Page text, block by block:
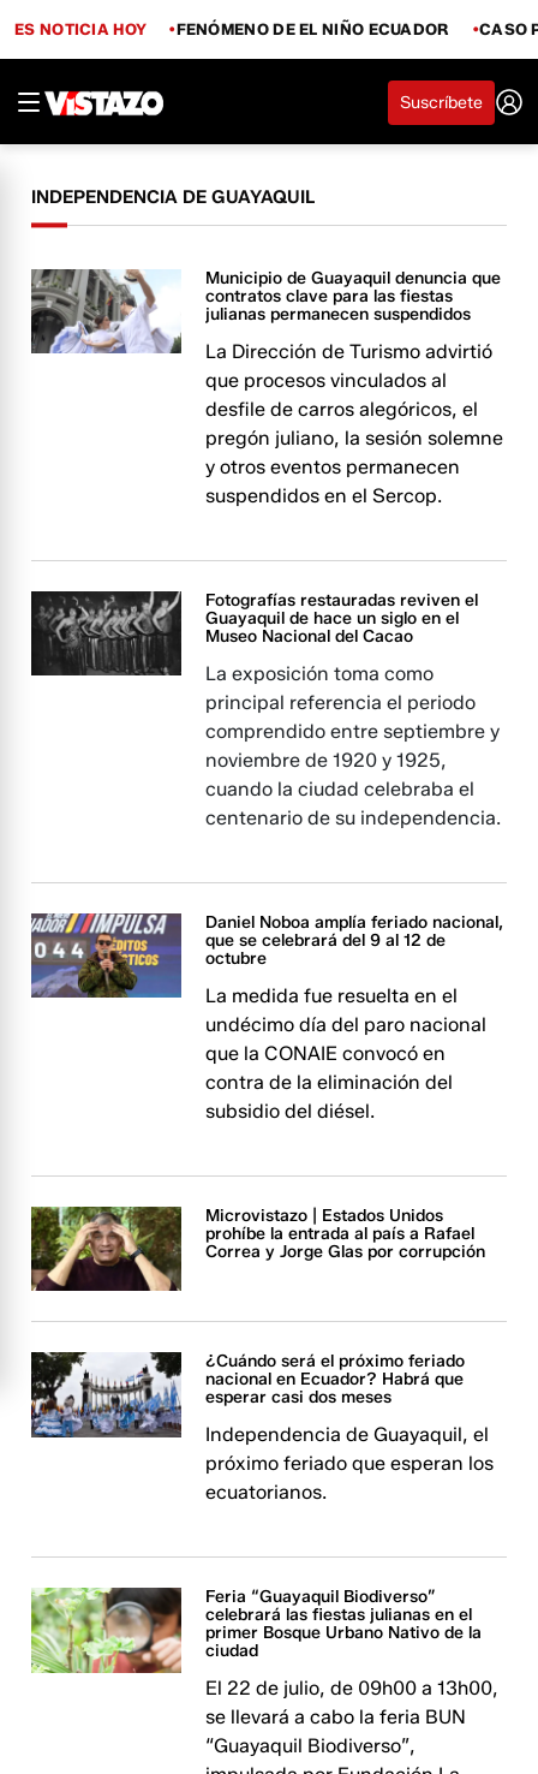
ES NOTICIA HOY FENÓMENO DE EL NIÑO ECUADOR CASO
Suscríbete
INDEPENDENCIA DE GUAYAQUIL
Municipio de Guayaquil denuncia que
contratos clave para las fiestas
julianas permanecen suspendidos
La Dirección de Turismo advirtió
que procesos vinculados al
desfile de carros alegóricos, el
pregón juliano, la sesión solemne
y otros eventos permanecen
suspendidos en el Sercop.
Fotografías restauradas reviven el
Guayaquil de hace un siglo en el
Museo Nacional del Cacao
La exposición toma como
principal referencia el periodo
comprendido entre septiembre y
noviembre de 1920 y 1925,
cuando la ciudad celebraba el
centenario de su independencia.
Daniel Noboa amplía feriado nacional,
que se celebrará del 9 al 12 de
octubre
La medida fue resuelta en el
undécimo día del paro nacional
que la CONAIE convocó en
contra de la eliminación del
subsidio del diésel.
Microvistazo | Estados Unidos
prohíbe la entrada al país a Rafael
Correa y Jorge Glas por corrupción
¿Cuándo será el próximo feriado
nacional en Ecuador? Habrá que
esperar casi dos meses
Independencia de Guayaquil, el
próximo feriado que esperan los
ecuatorianos.
Feria “Guayaquil Biodiverso”
celebrará las fiestas julianas en el
primer Bosque Urbano Nativo de la
ciudad
El 22 de julio, de 09h00 a 13h00,
se llevará a cabo la feria BUN
“Guayaquil Biodiverso”,